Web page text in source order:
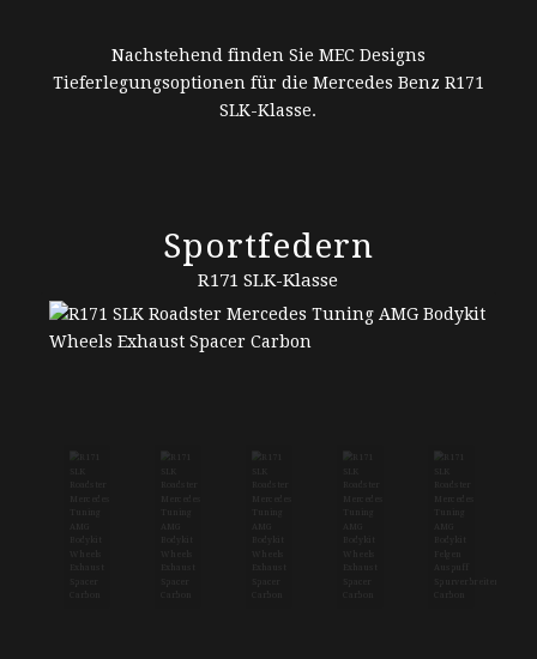
Nachstehend finden Sie MEC Designs
Tieferlegungsoptionen für die Mercedes Benz R171
SLK-Klasse.
Sportfedern
R171 SLK-Klasse